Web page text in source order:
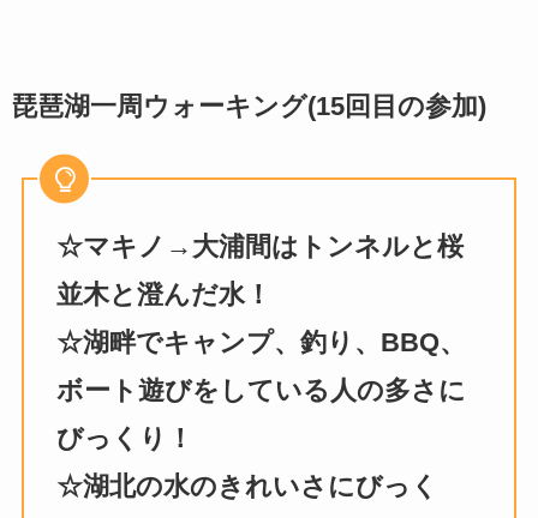
琵琶湖一周ウォーキング(15回目の参加)
☆マキノ→大浦間はトンネルと桜
並木と澄んだ水！
☆湖畔でキャンプ、釣り、BBQ、
ボート遊びをしている人の多さに
びっくり！
☆湖北の水のきれいさにびっく